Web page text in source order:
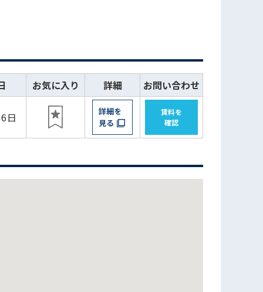
お気に入り 詳細 お問い合わせ
日
詳細を
見る
賃料を
確認